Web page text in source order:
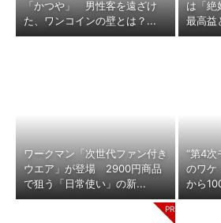
「かつや」 男性客を遠ざけ
た、ワンコインの壁とは？...
は「
最高益
ワークマン「次世代ファン付き
ウエア」が登場 2900円商品
で狙う「日常使い」の新...
“第4次
のワケ
から